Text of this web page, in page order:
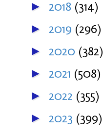
► 2018 (314)
► 2019 (296)
► 2020 (382)
► 2021 (508)
► 2022 (355)
► 2023 (399)